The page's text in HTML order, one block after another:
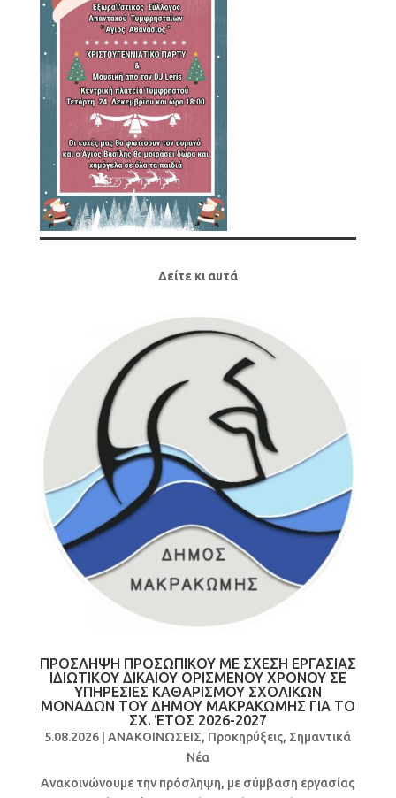
Δείτε κι αυτά
ΠΡΟΣΛΗΨΗ ΠΡΟΣΩΠΙΚΟΥ ΜΕ ΣΧΕΣΗ ΕΡΓΑΣΙΑΣ
ΙΔΙΩΤΙΚΟΥ ΔΙΚΑΙΟΥ ΟΡΙΣΜΕΝΟΥ ΧΡΟΝΟΥ ΣΕ
ΥΠΗΡΕΣΙΕΣ ΚΑΘΑΡΙΣΜΟΥ ΣΧΟΛΙΚΩΝ
ΜΟΝΑΔΩΝ ΤΟΥ ΔΗΜΟΥ ΜΑΚΡΑΚΩΜΗΣ ΓΙΑ ΤΟ
ΣΧ. ΈΤΟΣ 2026-2027
5.08.2026 |ΑΝΑΚΟΙΝΩΣΕΙΣ, Προκηρύξεις, Σημαντικά
Νέα
Ανακοινώνουμε την πρόσληψη, με σύμβαση εργασίας